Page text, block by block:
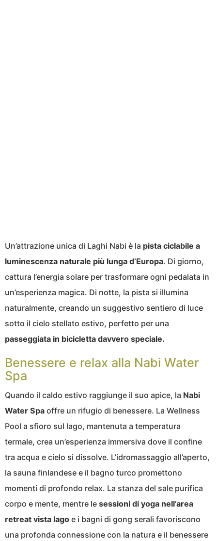
Un’attrazione unica di Laghi Nabi è la pista ciclabile a
luminescenza naturale più lunga d’Europa. Di giorno,
cattura l’energia solare per trasformare ogni pedalata in
un’esperienza magica. Di notte, la pista si illumina
naturalmente, creando un suggestivo sentiero di luce
sotto il cielo stellato estivo, perfetto per una
passeggiata in bicicletta davvero speciale.
Benessere e relax alla Nabi Water
Spa
Quando il caldo estivo raggiunge il suo apice, la Nabi
Water Spa offre un rifugio di benessere. La Wellness
Pool a sfioro sul lago, mantenuta a temperatura
termale, crea un’esperienza immersiva dove il confine
tra acqua e cielo si dissolve. L’idromassaggio all’aperto,
la sauna finlandese e il bagno turco promettono
momenti di profondo relax. La stanza del sale purifica
corpo e mente, mentre le sessioni di yoga nell’area
retreat vista lago e i bagni di gong serali favoriscono
una profonda connessione con la natura e il benessere